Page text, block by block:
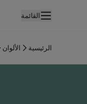
القائمة
الرئيسية الألوان